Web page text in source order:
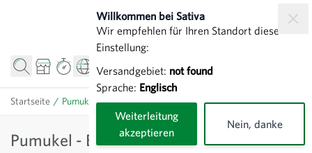
Willkommen bei Sativa
Wir empfehlen für Ihren Standort diese
Einstellung:
Versandgebiet: not found
Sprache: Englisch
Weiterleitung
akzeptieren
Nein, danke
Startseite / Pumukel - Eichblatt rot
Pumukel - Eichblatt rot